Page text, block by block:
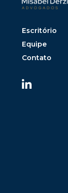
Escritório
Equipe
Contato